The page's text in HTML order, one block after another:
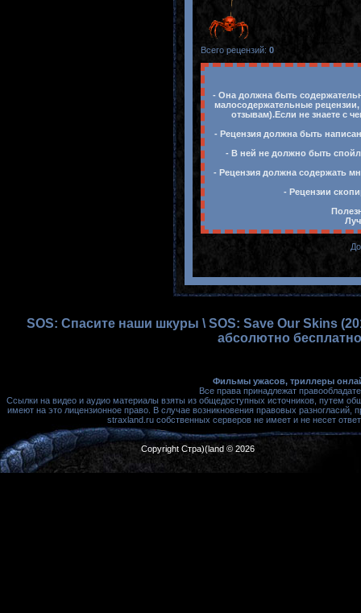
Всего рецензий: 0
- Она должна быть
малосодержательные
отзывам).Если не знаете с
- Рецензия должна быть
- В ней не должно быть
- Рецензия должна содержать
- Рецензии
SOS: Спасите наши шкуры \ SOS: Save Our Skins
абсолютно
Фильмы ужасов, триллеры
Все права принадлежат
Ссылки на видео и аудио материалы взяты из общедоступных источников, путем
имеют на это лицензионное право. В случае возникновения правовых
straxland.ru собственных серверов не имеет и не несет
Copyright Стра)(land © 2026